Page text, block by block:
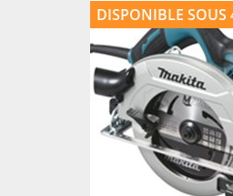
DISPONIBLE